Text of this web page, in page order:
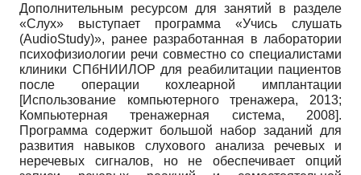
Дополнительным ресурсом для занятий в разделе
«Слух» выступает программа «Учись слушать
(AudioStudy)», ранее разработанная в лаборатории
психофизиологии речи совместно со специалистами
клиники СПбНИИЛОР для реабилитации пациентов
после операции кохлеарной имплантации
[Использование компьютерного тренажера, 2013;
Компьютерная тренажерная система, 2008].
Программа содержит большой набор заданий для
развития навыков слухового анализа речевых и
неречевых сигналов, но не обеспечивает опций